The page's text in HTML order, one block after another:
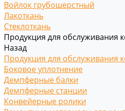
Войлок грубошерстный
Лакоткань
Стеклоткань
Продукция для обслуживания
Назад
Продукция для обслуживания
Боковое уплотнение
Демпферные балки
Демпферные станции
Конвейерные ролики